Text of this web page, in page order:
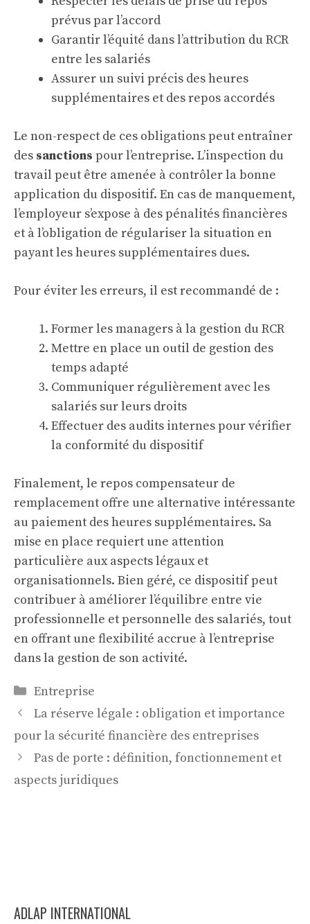
prévus par l’accord
Garantir l’équité dans l’attribution du RCR
entre les salariés
Assurer un suivi précis des heures
supplémentaires et des repos accordés
Le non-respect de ces obligations peut entraîner
des sanctions pour l’entreprise. L’inspection du
travail peut être amenée à contrôler la bonne
application du dispositif. En cas de manquement,
l’employeur s’expose à des pénalités financières
et à l’obligation de régulariser la situation en
payant les heures supplémentaires dues.
Pour éviter les erreurs, il est recommandé de :
Former les managers à la gestion du RCR
Mettre en place un outil de gestion des
temps adapté
Communiquer régulièrement avec les
salariés sur leurs droits
Effectuer des audits internes pour vérifier
la conformité du dispositif
Finalement, le repos compensateur de
remplacement offre une alternative intéressante
au paiement des heures supplémentaires. Sa
mise en place requiert une attention
particulière aux aspects légaux et
organisationnels. Bien géré, ce dispositif peut
contribuer à améliorer l’équilibre entre vie
professionnelle et personnelle des salariés, tout
en offrant une flexibilité accrue à l’entreprise
dans la gestion de son activité.
Catégories
Entreprise
La réserve légale : obligation et importance
pour la sécurité financière des entreprises
Pas de porte : définition, fonctionnement et
aspects juridiques
ADLAP INTERNATIONAL